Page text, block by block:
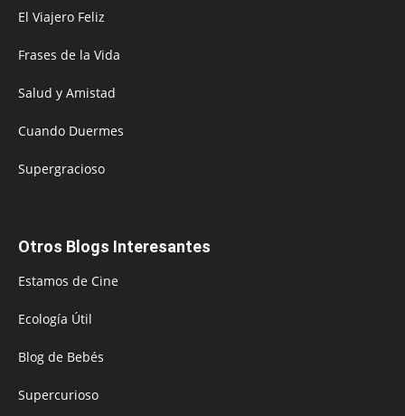
El Viajero Feliz
Frases de la Vida
Salud y Amistad
Cuando Duermes
Supergracioso
Otros Blogs Interesantes
Estamos de Cine
Ecología Útil
Blog de Bebés
Supercurioso